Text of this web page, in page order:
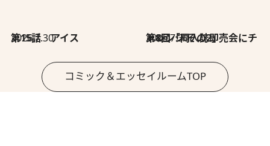
2026.7.30
第15話 アイス 2026.7.30
第8回「同人誌即売会にチャレンジ その2」
コミック＆エッセイルームTOP